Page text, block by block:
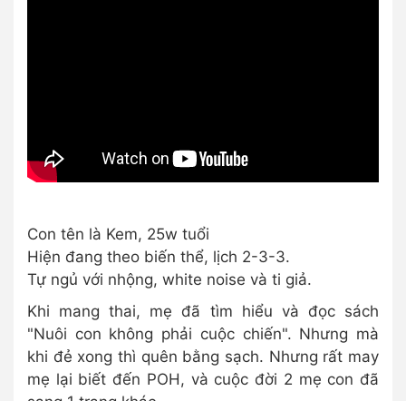
Con tên là Kem, 25w tuổi
Hiện đang theo biến thể, lịch 2-3-3.
Tự ngủ với nhộng, white noise và ti giả.
Khi mang thai, mẹ đã tìm hiểu và đọc sách
"Nuôi con không phải cuộc chiến". Nhưng mà
khi đẻ xong thì quên bằng sạch. Nhưng rất may
mẹ lại biết đến POH, và cuộc đời 2 mẹ con đã